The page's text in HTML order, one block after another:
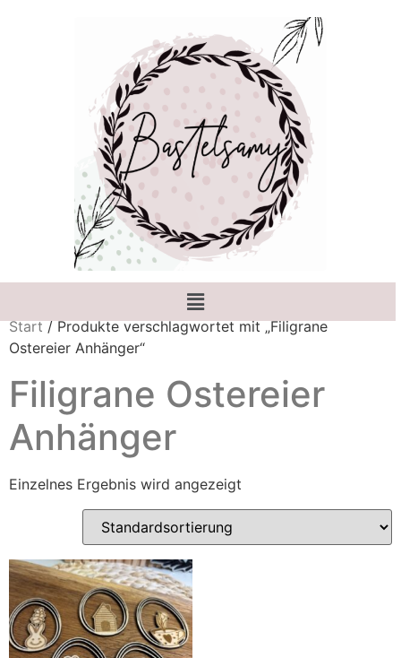
Start/ Produkte verschlagwortet mit „Filigrane
Ostereier Anhänger“
Filigrane Ostereier
Anhänger
Einzelnes Ergebnis wird angezeigt